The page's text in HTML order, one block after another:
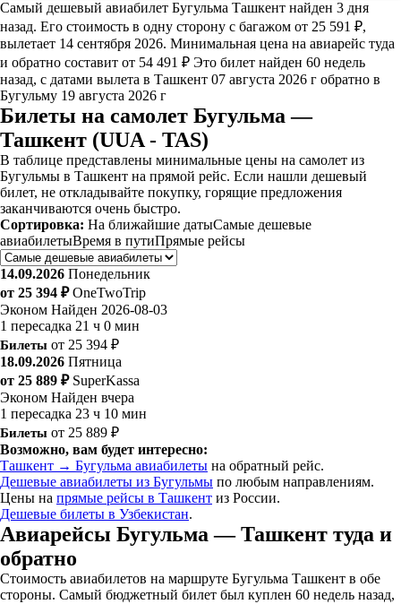
Самый дешевый авиабилет Бугульма Ташкент найден 3 дня
назад. Его стоимость в одну сторону с багажом от 25 591 ₽,
вылетает 14 сентября 2026. Минимальная цена на авиарейс туда
и обратно составит от 54 491 ₽ Это билет найден 60 недель
назад, с датами вылета в Ташкент 07 августа 2026 г обратно в
Бугульму 19 августа 2026 г
Билеты на самолет Бугульма —
Ташкент (UUA - TAS)
В таблице представлены минимальные цены на самолет из
Бугульмы в Ташкент на прямой рейс. Если нашли дешевый
билет, не откладывайте покупку, горящие предложения
заканчиваются очень быстро.
Сортировка: На ближайшие датыСамые дешевые
авиабилетыВремя в путиПрямые рейсы
14.09.2026 Понедельник
от 25 394 ₽ OneTwoTrip
Эконом Найден 2026-08-03
1 пересадка 21 ч 0 мин
Билеты от 25 394 ₽
18.09.2026 Пятница
от 25 889 ₽ SuperKassa
Эконом Найден вчера
1 пересадка 23 ч 10 мин
Билеты от 25 889 ₽
Возможно, вам будет интересно:
Ташкент → Бугульма авиабилеты на обратный рейс.
Дешевые авиабилеты из Бугульмы по любым направлениям.
Цены на прямые рейсы в Ташкент из России.
Дешевые билеты в Узбекистан.
Авиарейсы Бугульма — Ташкент туда и
обратно
Стоимость авиабилетов на маршруте Бугульма Ташкент в обе
стороны. Самый бюджетный билет был куплен 60 недель назад,